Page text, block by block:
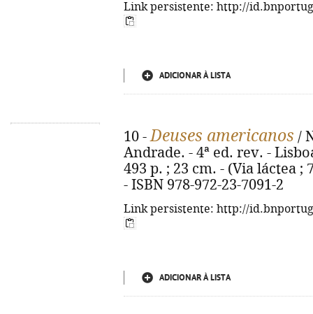
Link persistente: http://
ADICIONAR À LISTA
10 -Deuses americanos /
Andrade. - 4ª ed. rev. -
493 p. ; 23 cm. - (Via láctea
- ISBN 978-972-23-7091-2
Link persistente: http://
ADICIONAR À LISTA